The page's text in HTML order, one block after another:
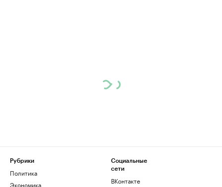
Рубрики
Политика
Экономика
Социальные
сети
ВКонтакте